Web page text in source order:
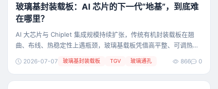
玻璃基封装载板：AI 芯片的下一代“地基”，到底难
在哪里？
AI 大芯片与 Chiplet 集成规模持续扩张，传统有机封装载板在翘
曲、布线、热稳定性上遇瓶颈，玻璃基载板凭借高平整、可调热膨
板，拆解 TGV 量产核心难点，解读面板企业跨界逻辑与产业落地
2026-07-07 玻璃基封装载板 TGV 玻璃通孔 866 0